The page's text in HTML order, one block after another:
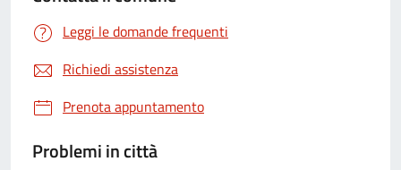
Leggi le domande frequenti
Richiedi assistenza
Prenota appuntamento
Problemi in città